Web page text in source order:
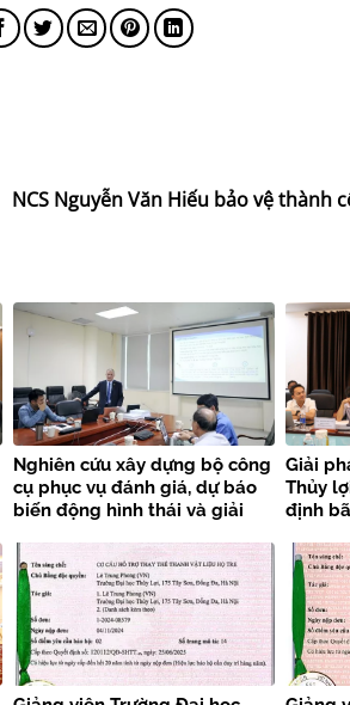
NCS Nguyễn Văn Hiếu bảo vệ thành
Nghiên cứu xây dựng bộ công
cụ phục vụ đánh giá, dự báo
biến động hình thái và giải
Trung Trung Bộ
Giải
Thủy
định